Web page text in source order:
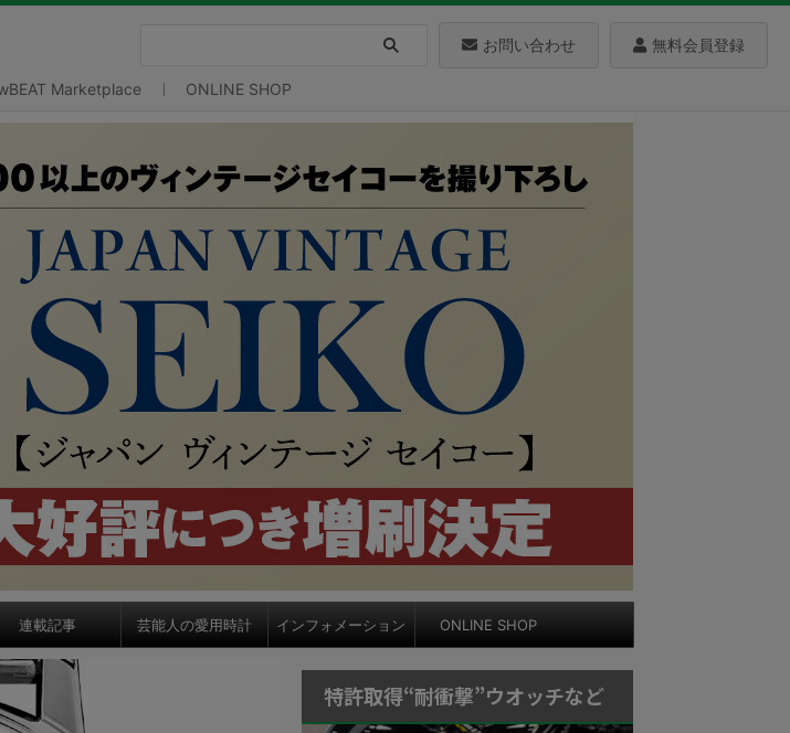
お問い合わせ 無料会員登録
Marketplace ONLINE SHOP
連載記事 芸能人の愛用時計 インフォメーション ONLINE SHOP
特許取得“耐衝撃”ウオッチなど